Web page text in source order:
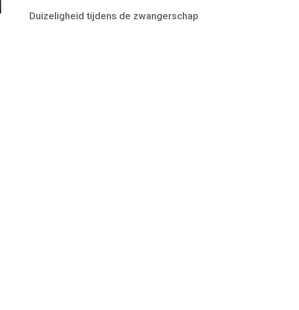
Duizeligheid tijdens de zwangerschap